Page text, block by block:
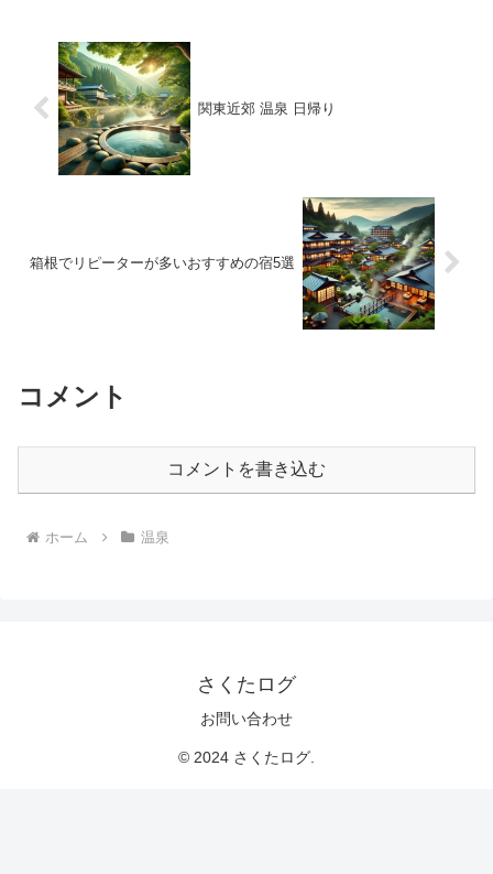
関東近郊 温泉 日帰り
箱根でリピーターが多いおすすめの宿5選
コメント
コメントを書き込む
ホーム 温泉
さくたログ
お問い合わせ
© 2024 さくたログ.